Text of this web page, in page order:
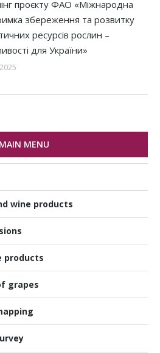
проєкту ФАО «Міжнародна
збереження та розвитку
ресурсів рослин –
для України»
MAIN MENU
wine products
products
grapes